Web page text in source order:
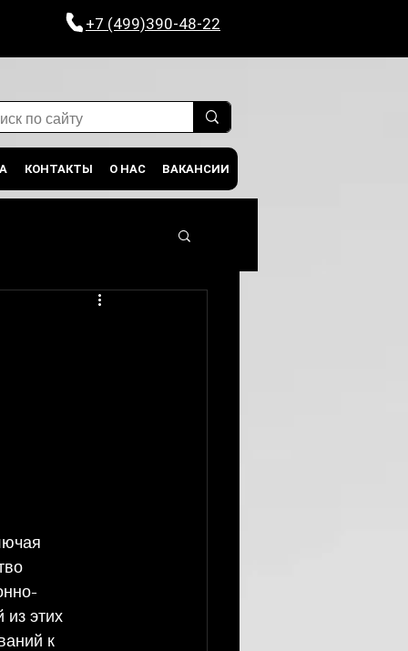
+7 (499)390-48-22
КОНТАКТЫ О НАС ВАКАНСИИ
этих
к